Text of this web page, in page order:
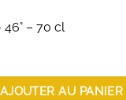
– 70 cl
AJOUTER AU PANIER